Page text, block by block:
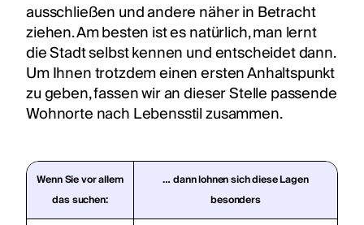
ausschließen und andere näher in Betracht
ziehen. Am besten ist es natürlich, man lernt
die Stadt selbst kennen und entscheidet dann.
Um Ihnen trotzdem einen ersten Anhaltspunkt
zu geben, fassen wir an dieser Stelle passende
Wohnorte nach Lebensstil zusammen.
Wenn Sie vor allem
das suchen:
… dann lohnen sich diese Lagen
besonders